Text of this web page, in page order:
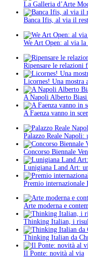
La Galleria d’Arte
Banca Ifis, al via il
We Art Open: al via la
Ripensare le relazioni
Licornes! Una mostra
A Napoli Alberto
A Faenza vanno in
Palazzo Reale Napoli:
Concorso Biennale
Lunigiana Land Art:
Premio internazionale
Arte moderna e
Thinking Italian, i
Thinking Italian da
Il Ponte: novità al via